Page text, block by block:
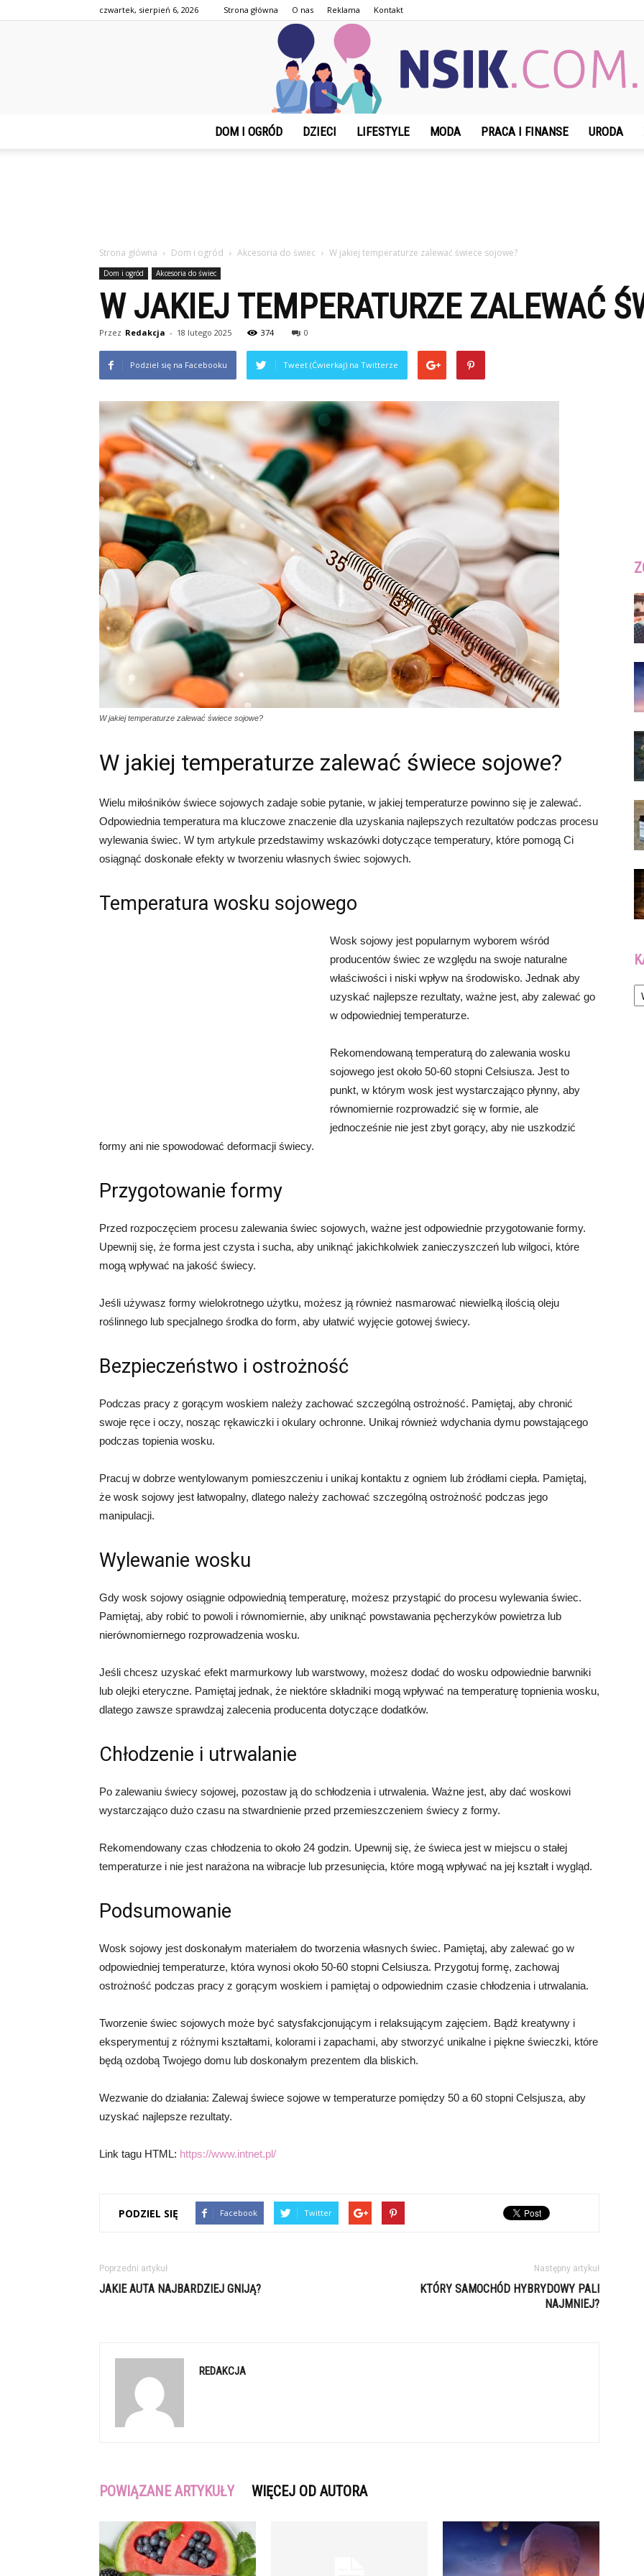
czwartek, sierpień 6, 2026 Strona główna O nas Reklama Kontakt
DOM I OGRÓD DZIECI LIFESTYLE MODA PRACA I FINANSE URODA
Strona główna Dom i ogród Akcesoria do świec W jakiej temperaturze zalewać świece sojowe?
Dom i ogród Akcesoria do świec
W JAKIEJ TEMPERATURZE ZALEWAĆ
Przez Redakcja - 18 lutego 2025 374 0
Podziel się na Facebooku Tweet (Ćwierkaj) na Twitterze
W jakiej temperaturze zalewać świece sojowe?
W jakiej temperaturze zalewać świece sojowe?
Wielu miłośników świece sojowych zadaje sobie pytanie, w jakiej temperaturze powinno się je zalewać.
Odpowiednia temperatura ma kluczowe znaczenie dla uzyskania najlepszych rezultatów podczas procesu
wylewania świec. W tym artykule przedstawimy wskazówki dotyczące temperatury, które pomogą Ci
osiągnąć doskonałe efekty w tworzeniu własnych świec sojowych.
Temperatura wosku sojowego
Wosk sojowy jest popularnym wyborem wśród
producentów świec ze względu na swoje naturalne
właściwości i niski wpływ na środowisko. Jednak aby
uzyskać najlepsze rezultaty, ważne jest, aby zalewać go
w odpowiedniej temperaturze.
Rekomendowaną temperaturą do zalewania wosku
sojowego jest około 50-60 stopni Celsiusza. Jest to
punkt, w którym wosk jest wystarczająco płynny, aby
równomiernie rozprowadzić się w formie, ale
jednocześnie nie jest zbyt gorący, aby nie uszkodzić
formy ani nie spowodować deformacji świecy.
Przygotowanie formy
Przed rozpoczęciem procesu zalewania świec sojowych, ważne jest odpowiednie przygotowanie formy.
Upewnij się, że forma jest czysta i sucha, aby uniknąć jakichkolwiek zanieczyszczeń lub wilgoci, które
mogą wpływać na jakość świecy.
Jeśli używasz formy wielokrotnego użytku, możesz ją również nasmarować niewielką ilością oleju
roślinnego lub specjalnego środka do form, aby ułatwić wyjęcie gotowej świecy.
Bezpieczeństwo i ostrożność
Podczas pracy z gorącym woskiem należy zachować szczególną ostrożność. Pamiętaj, aby chronić
swoje ręce i oczy, nosząc rękawiczki i okulary ochronne. Unikaj również wdychania dymu powstającego
podczas topienia wosku.
Pracuj w dobrze wentylowanym pomieszczeniu i unikaj kontaktu z ogniem lub źródłami ciepła. Pamiętaj,
że wosk sojowy jest łatwopalny, dlatego należy zachować szczególną ostrożność podczas jego
manipulacji.
Wylewanie wosku
Gdy wosk sojowy osiągnie odpowiednią temperaturę, możesz przystąpić do procesu wylewania świec.
Pamiętaj, aby robić to powoli i równomiernie, aby uniknąć powstawania pęcherzyków powietrza lub
nierównomiernego rozprowadzenia wosku.
Jeśli chcesz uzyskać efekt marmurkowy lub warstwowy, możesz dodać do wosku odpowiednie barwniki
lub olejki eteryczne. Pamiętaj jednak, że niektóre składniki mogą wpływać na temperaturę topnienia wosku,
dlatego zawsze sprawdzaj zalecenia producenta dotyczące dodatków.
Chłodzenie i utrwalanie
Po zalewaniu świecy sojowej, pozostaw ją do schłodzenia i utrwalenia. Ważne jest, aby dać woskowi
wystarczająco dużo czasu na stwardnienie przed przemieszczeniem świecy z formy.
Rekomendowany czas chłodzenia to około 24 godzin. Upewnij się, że świeca jest w miejscu o stałej
temperaturze i nie jest narażona na wibracje lub przesunięcia, które mogą wpływać na jej kształt i wygląd.
Podsumowanie
Wosk sojowy jest doskonałym materiałem do tworzenia własnych świec. Pamiętaj, aby zalewać go w
odpowiedniej temperaturze, która wynosi około 50-60 stopni Celsiusza. Przygotuj formę, zachowaj
ostrożność podczas pracy z gorącym woskiem i pamiętaj o odpowiednim czasie chłodzenia i utrwalania.
Tworzenie świec sojowych może być satysfakcjonującym i relaksującym zajęciem. Bądź kreatywny i
eksperymentuj z różnymi kształtami, kolorami i zapachami, aby stworzyć unikalne i piękne świeczki, które
będą ozdobą Twojego domu lub doskonałym prezentem dla bliskich.
Wezwanie do działania: Zalewaj świece sojowe w temperaturze pomiędzy 50 a 60 stopni Celsjusza, aby
uzyskać najlepsze rezultaty.
Link tagu HTML: https://www.intnet.pl/
PODZIEL SIĘ Facebook Twitter
Poprzedni artykuł
JAKIE AUTA NAJBARDZIEJ GNIJĄ?
Następny artykuł
KTÓRY SAMOCHÓD HYBRYDOWY PALI
NAJMNIEJ?
REDAKCJA
POWIĄZANE ARTYKUŁY WIĘCEJ OD AUTORA